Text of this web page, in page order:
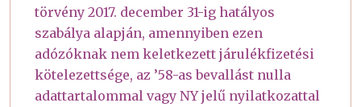
törvény 2017. december 31-ig hatályos
szabálya alapján, amennyiben ezen
adózóknak nem keletkezett járulékfizetési
kötelezettsége, az ’58-as bevallást nulla
adattartalommal vagy NY jelű nyilatkozattal